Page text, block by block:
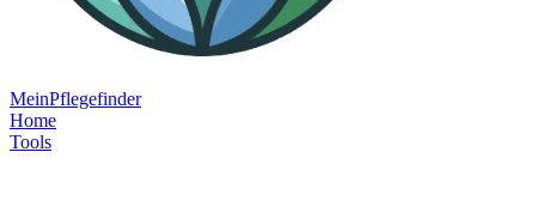
MeinPflegefinder
Home
Tools